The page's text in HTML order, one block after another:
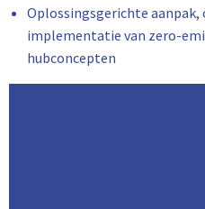
Oplossingsgerichte aanpak,
implementatie van zero-
hubconcepten